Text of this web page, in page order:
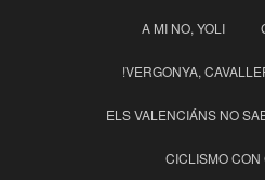
A MI NO, YOLI
!VERGONYA,
ELS VALENCIÁNS NO
CICLISMO CON